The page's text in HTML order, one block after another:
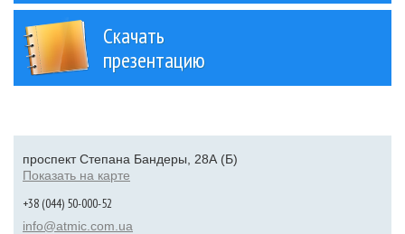
Скачать
презентацию
проспект Степана Бандеры, 28А (Б)
Показать на карте
+38 (044) 50-000-52
info@atmic.com.ua